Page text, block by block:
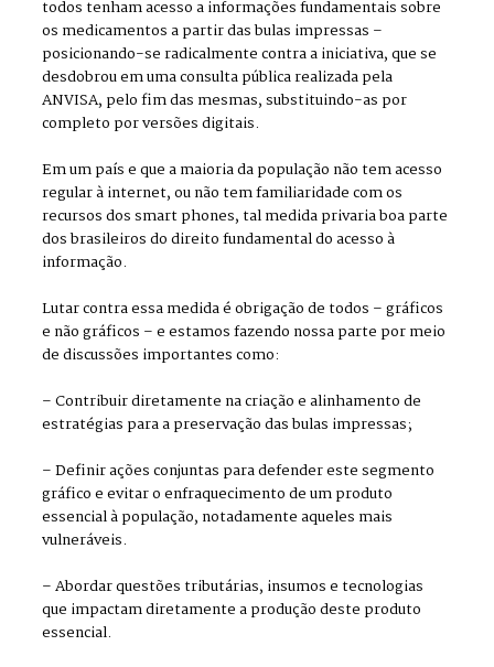
todos tenham acesso a informações fundamentais sobre
os medicamentos a partir das bulas impressas –
posicionando-se radicalmente contra a iniciativa, que se
desdobrou em uma consulta pública realizada pela
ANVISA, pelo fim das mesmas, substituindo-as por
completo por versões digitais.
Em um país e que a maioria da população não tem acesso
regular à internet, ou não tem familiaridade com os
recursos dos smart phones, tal medida privaria boa parte
dos brasileiros do direito fundamental do acesso à
informação.
Lutar contra essa medida é obrigação de todos – gráficos
e não gráficos – e estamos fazendo nossa parte por meio
de discussões importantes como:
– Contribuir diretamente na criação e alinhamento de
estratégias para a preservação das bulas impressas;
– Definir ações conjuntas para defender este segmento
gráfico e evitar o enfraquecimento de um produto
essencial à população, notadamente aqueles mais
vulneráveis.
– Abordar questões tributárias, insumos e tecnologias
que impactam diretamente a produção deste produto
essencial.